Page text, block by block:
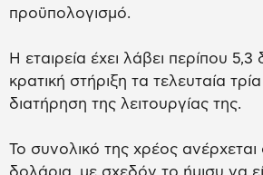
προϋπολογισμό.
Η εταιρεία έχει λάβει περίπου
κρατική στήριξη τα τελευταία
διατήρηση της λειτουργίας της.
Το συνολικό της χρέος ανέρχεται